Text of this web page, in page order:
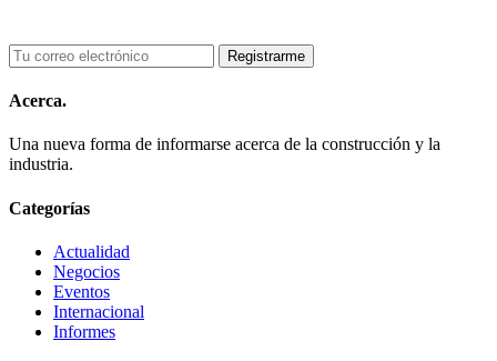
Acerca.
Una nueva forma de informarse acerca de la construcción y la
industria.
Categorías
Actualidad
Negocios
Eventos
Internacional
Informes